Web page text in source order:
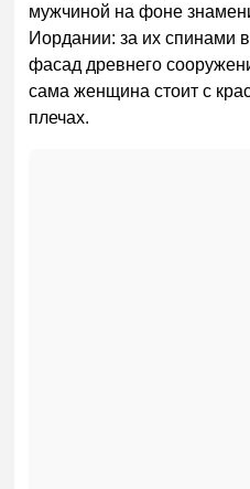
мужчиной на фоне
Иордании: за их спинами
фасад древнего
сама женщина стоит с
плечах.